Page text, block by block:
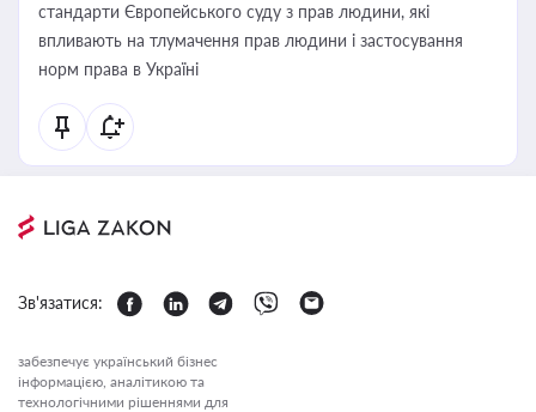
стандарти Європейського суду з прав людини, які
впливають на тлумачення прав людини і застосування
норм права в Україні
Зв'язатися:
забезпечує український бізнес
інформацією, аналітикою та
технологічними рішеннями для